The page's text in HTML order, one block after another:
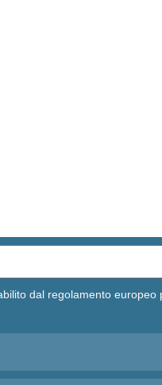
dal regolamento europeo